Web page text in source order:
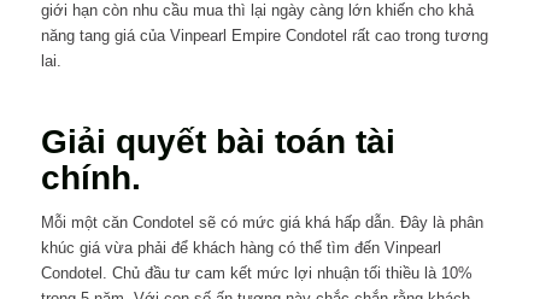
giới hạn còn nhu cầu mua thì lại ngày càng lớn khiến cho khả
năng tang giá của Vinpearl Empire Condotel rất cao trong tương
lai.
Giải quyết bài toán tài
chính.
Mỗi một căn Condotel sẽ có mức giá khá hấp dẫn. Đây là phân
khúc giá vừa phải để khách hàng có thể tìm đến Vinpearl
Condotel. Chủ đầu tư cam kết mức lợi nhuận tối thiều là 10%